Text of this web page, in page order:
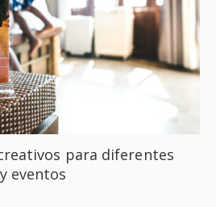
para diferentes
eventos